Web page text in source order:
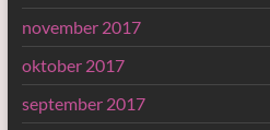
november 2017
oktober 2017
september 2017